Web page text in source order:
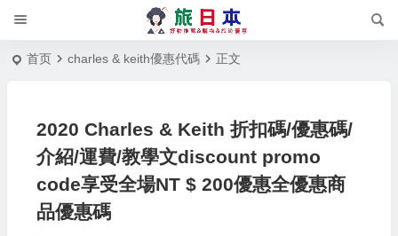
首页 charles & keith優惠代碼 正文
2020 Charles & Keith 折扣碼/優惠碼/
介紹/運費/教學文discount promo
code享受全場NT $ 200優惠全優惠商
品優惠碼